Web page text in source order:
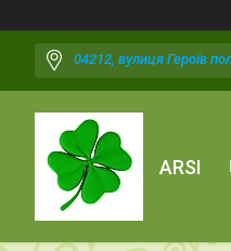
04212, вулиця Героїв
ARSI